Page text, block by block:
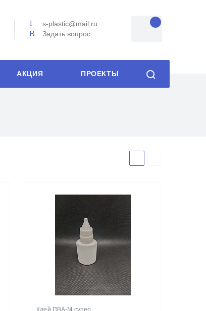
s-plastic@mail.ru
Задать вопрос
АКЦИЯ ПРОЕКТЫ
Клей ПВА-М супер